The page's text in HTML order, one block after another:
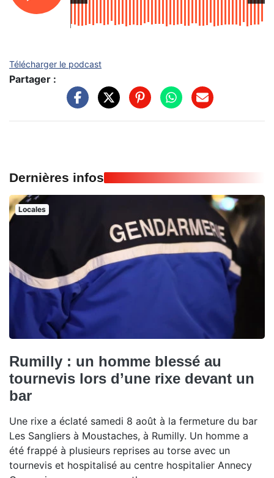
Télécharger le podcast
Partager :
Dernières infos
Locales
Rumilly : un homme blessé au
tournevis lors d’une rixe devant un
bar
Une rixe a éclaté samedi 8 août à la fermeture du bar
Les Sangliers à Moustaches, à Rumilly. Un homme a
été frappé à plusieurs reprises au torse avec un
tournevis et hospitalisé au centre hospitalier Annecy